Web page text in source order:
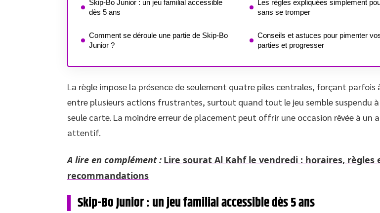
Skip-Bo Junior : un jeu familial accessible
dès 5 ans
Comment se déroule une partie de Skip-Bo
Junior ?
Les règles expliquées simplement
sans se tromper
Conseils et astuces pour pimenter
parties et progresser
La règle impose la présence de seulement quatre piles centrales, forçant parfois
entre plusieurs actions frustrantes, surtout quand tout le jeu semble suspendu
seule carte. La moindre erreur de placement peut offrir une occasion rêvée à un
attentif.
A lire en complément : Lire sourat Al Kahf le vendredi : horaires, règles
recommandations
Skip-Bo Junior : un jeu familial accessible dès 5 ans